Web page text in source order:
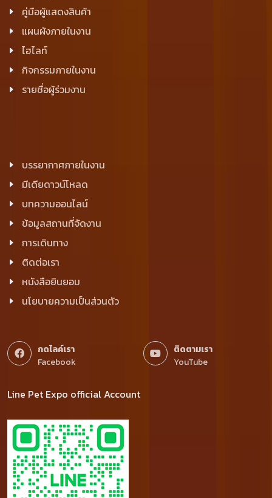
คู่มือผู้แสดงสินค้า
แผนผังภายในงาน
ไฮไลท์
กิจกรรมภายในงาน
รายชื่อผู้ร่วมงาน
บรรยากาศภายในงาน
มีเดียดาวน์โหลด
บทความออนไลน์
ข้อมูลสถานที่จัดงาน
การเดินทาง
ติดต่อเรา
หนังสือยินยอม
นโยบายความเป็นส่วนตัว
กดไลค์เรา
Facebook
ติดตามเรา
YouTube
Line Pet Expo official Account